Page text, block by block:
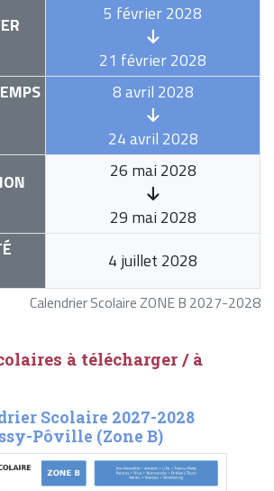
Calendrier Scolaire ZONE B 2027-2028
5 février 2028
21 février 2028
8 avril 2028
24 avril 2028
26 mai 2028
29 mai 2028
4 juillet 2028
à télécharger / à
Scolaire 2027-2028
Pôville (Zone B)